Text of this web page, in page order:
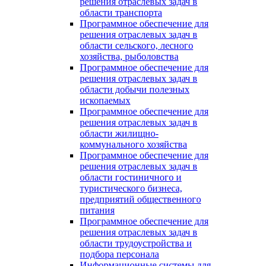
области транспорта
Программное обеспечение для
решения отраслевых задач в
области сельского, лесного
хозяйства, рыболовства
Программное обеспечение для
решения отраслевых задач в
области добычи полезных
ископаемых
Программное обеспечение для
решения отраслевых задач в
области жилищно-
коммунального хозяйства
Программное обеспечение для
решения отраслевых задач в
области гостиничного и
туристического бизнеса,
предприятий общественного
питания
Программное обеспечение для
решения отраслевых задач в
области трудоустройства и
подбора персонала